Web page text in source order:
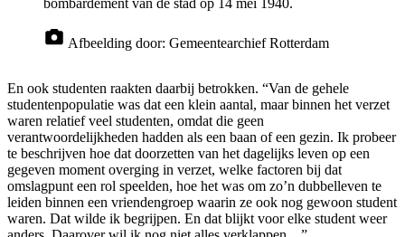
bombardement van de stad op 14 mei 1940.
Afbeelding door: Gemeentearchief Rotterdam
En ook studenten raakten daarbij betrokken. “Van de gehele
studentenpopulatie was dat een klein aantal, maar binnen het verzet
waren relatief veel studenten, omdat die geen
verantwoordelijkheden hadden als een baan of een gezin. Ik probeer
te beschrijven hoe dat doorzetten van het dagelijks leven op een
gegeven moment overging in verzet, welke factoren bij dat
omslagpunt een rol speelden, hoe het was om zo’n dubbelleven te
leiden binnen een vriendengroep waarin ze ook nog gewoon student
waren. Dat wilde ik begrijpen. En dat blijkt voor elke student weer